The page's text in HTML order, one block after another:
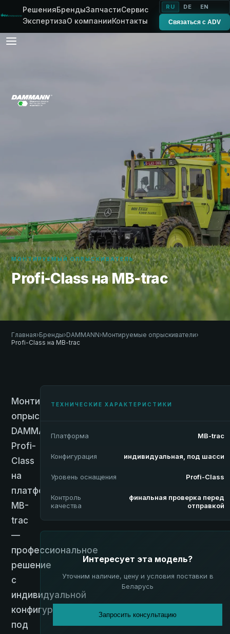
РешенияБрендыЗапчастиСервис
ЭкспертизаО компанииКонтакты
RU DE EN
Связаться с ADV
МОНТИРУЕМЫЙ ОПРЫСКИВАТЕЛЬ
Profi-Class на MB-trac
Главная›Бренды›DAMMANN›Монтируемые опрыскиватели›
Profi-Class на MB-trac
Монтируемый
опрыскиватель
DAMMANN
Profi-
Class
на
платформе
MB-
trac
—
профессиональное
решение
с
индивидуальной
конфигурацией
под
ТЕХНИЧЕСКИЕ ХАРАКТЕРИСТИКИ
Платформа MB-trac
Конфигурация индивидуальная, под шасси
Уровень оснащения Profi-Class
Контроль
качества
финальная проверка перед
отправкой
Интересует эта модель?
Уточним наличие, цену и условия поставки в
Беларусь
Запросить консультацию